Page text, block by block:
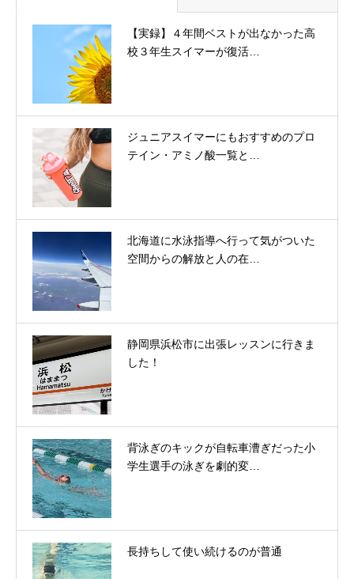
【実録】４年間ベストが出なかった高
校３年生スイマーが復活…
ジュニアスイマーにもおすすめのプロ
テイン・アミノ酸一覧と…
北海道に水泳指導へ行って気がついた
空間からの解放と人の在…
静岡県浜松市に出張レッスンに行きま
した！
背泳ぎのキックが自転車漕ぎだった小
学生選手の泳ぎを劇的変…
長持ちして使い続けるのが普通